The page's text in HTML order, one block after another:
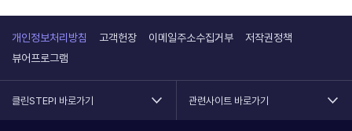
개인정보처리방침 고객헌장 이메일주소수집거부
저작권정책
뷰어프로그램
클린STEPI 바로가기 관련사이트 바로가기